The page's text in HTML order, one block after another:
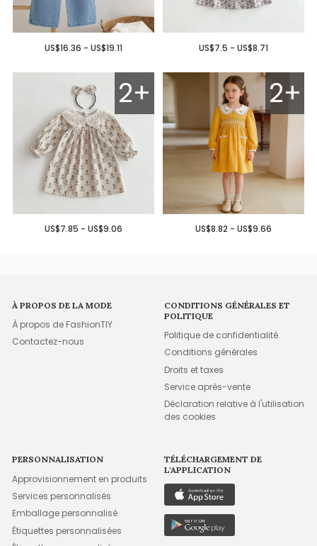
US$16.36 - US$19.11 US$7.5 - US$8.71
2+
US$7.85 - US$9.06
2+
US$8.82 - US$9.66
À PROPOS DE LA MODE
À propos de FashionTIY
Contactez-nous
CONDITIONS GÉNÉRALES ET
POLITIQUE
Politique de confidentialité
Conditions générales
Droits et taxes
Service après-vente
Déclaration relative à l'utilisation
des cookies
PERSONNALISATION
Approvisionnement en produits
Services personnalisés
Emballage personnalisé
Étiquettes personnalisées
TÉLÉCHARGEMENT DE
L'APPLICATION